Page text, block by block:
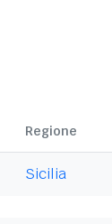
Regione
Sicilia